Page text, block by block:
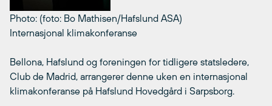
Photo: (foto: Bo Mathisen/Hafslund ASA)
Internasjonal klimakonferanse
Bellona, Hafslund og foreningen for tidligere statsledere,
Club de Madrid, arrangerer denne uken en internasjonal
klimakonferanse på Hafslund Hovedgård i Sarpsborg.